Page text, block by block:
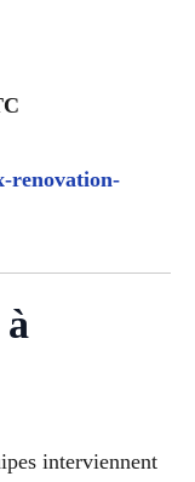
renovation-
interviennent